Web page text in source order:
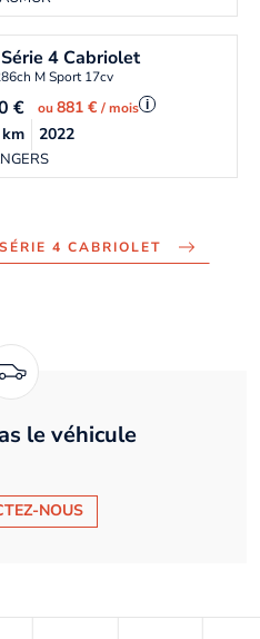
Série 4 Cabriolet
M Sport 17cv
€ ou881 €/ mois i
km 2022
4 CABRIOLET
le véhicule
NOUS